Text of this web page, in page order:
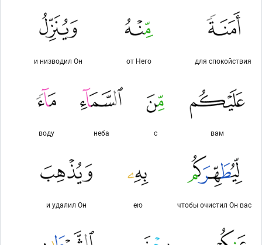
для спокойствия
от Него
и низводил Он
вам
с
неба
воду
чтобы очистил Он вас
ею
и удалил Он